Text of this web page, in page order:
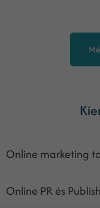
Online marketing
Online PR és